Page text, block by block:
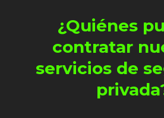
¿Quiénes
contratar
servicios de